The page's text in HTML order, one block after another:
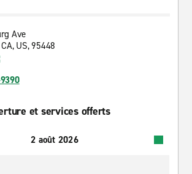
Ave
US, 95448
et services offerts
2 août 2026